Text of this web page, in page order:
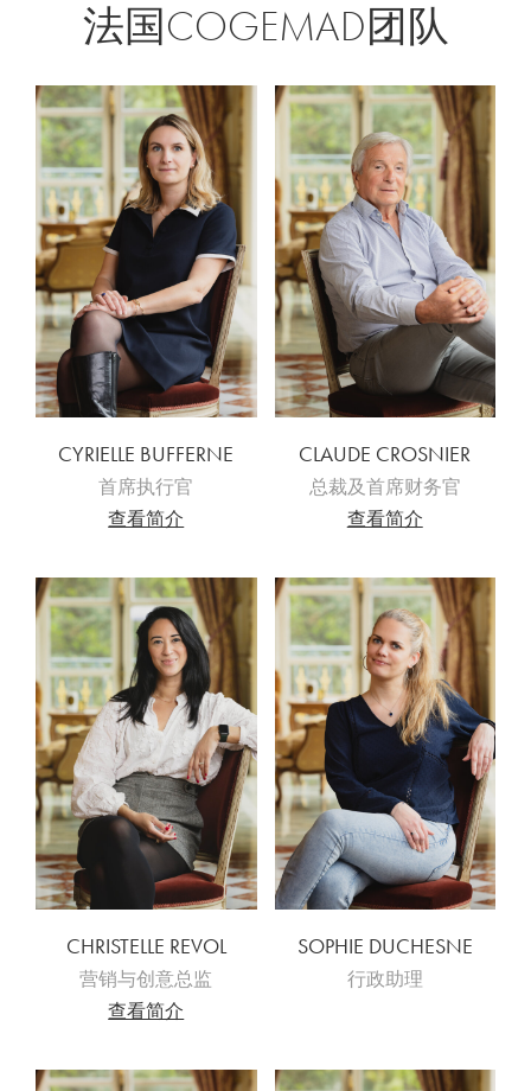
法国COGEMAD团队
CYRIELLE BUFFERNE
首席执行官
查看简介
CLAUDE CROSNIER
总裁及首席财务官
查看简介
CHRISTELLE REVOL
营销与创意总监
查看简介
SOPHIE DUCHESNE
行政助理